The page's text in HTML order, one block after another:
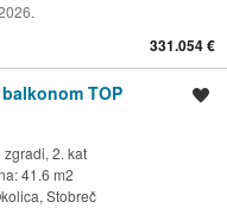
331.054 €
TOP
2. kat
41.6 m2
Stobreč